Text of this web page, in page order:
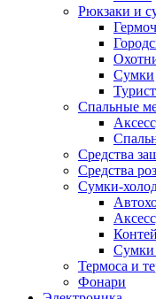
Рюкзаки и
Сумки
Спальные
Средства
Средства
Сумки-
Сумки
Термоса и
Фонари